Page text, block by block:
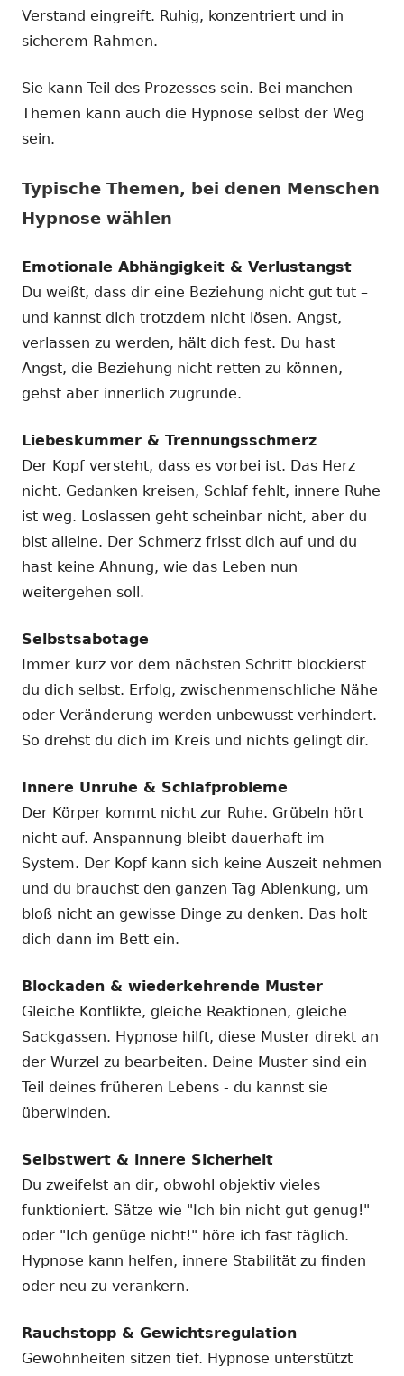
Verstand eingreift. Ruhig, konzentriert und in
sicherem Rahmen.
Sie kann Teil des Prozesses sein. Bei manchen
Themen kann auch die Hypnose selbst der Weg
sein.
Typische Themen, bei denen Menschen
Hypnose wählen
Emotionale Abhängigkeit & Verlustangst
Du weißt, dass dir eine Beziehung nicht gut tut –
und kannst dich trotzdem nicht lösen. Angst,
verlassen zu werden, hält dich fest. Du hast
Angst, die Beziehung nicht retten zu können,
gehst aber innerlich zugrunde.
Liebeskummer & Trennungsschmerz
Der Kopf versteht, dass es vorbei ist. Das Herz
nicht. Gedanken kreisen, Schlaf fehlt, innere Ruhe
ist weg. Loslassen geht scheinbar nicht, aber du
bist alleine. Der Schmerz frisst dich auf und du
hast keine Ahnung, wie das Leben nun
weitergehen soll.
Selbstsabotage
Immer kurz vor dem nächsten Schritt blockierst
du dich selbst. Erfolg, zwischenmenschliche Nähe
oder Veränderung werden unbewusst verhindert.
So drehst du dich im Kreis und nichts gelingt dir.
Innere Unruhe & Schlafprobleme
Der Körper kommt nicht zur Ruhe. Grübeln hört
nicht auf. Anspannung bleibt dauerhaft im
System. Der Kopf kann sich keine Auszeit nehmen
und du brauchst den ganzen Tag Ablenkung, um
bloß nicht an gewisse Dinge zu denken. Das holt
dich dann im Bett ein.
Blockaden & wiederkehrende Muster
Gleiche Konflikte, gleiche Reaktionen, gleiche
Sackgassen. Hypnose hilft, diese Muster direkt an
der Wurzel zu bearbeiten. Deine Muster sind ein
Teil deines früheren Lebens - du kannst sie
überwinden.
Selbstwert & innere Sicherheit
Du zweifelst an dir, obwohl objektiv vieles
funktioniert. Sätze wie "Ich bin nicht gut genug!"
oder "Ich genüge nicht!" höre ich fast täglich.
Hypnose kann helfen, innere Stabilität zu finden
oder neu zu verankern.
Rauchstopp & Gewichtsregulation
Gewohnheiten sitzen tief. Hypnose unterstützt